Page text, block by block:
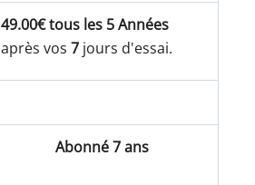
49.00€ tous les 5 Années
après vos7 jours d'essai.
Abonné 7 ans